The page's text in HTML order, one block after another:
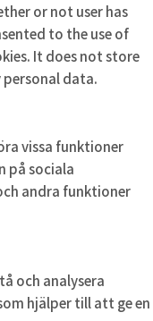
or not user has
to the use of
It does not store
personal data.
vissa funktioner
på sociala
andra funktioner
och analysera
hjälper till att ge en